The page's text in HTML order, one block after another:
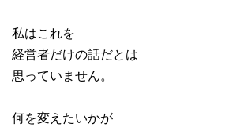
私はこれを
経営者だけの話だとは
思っていません。
何を変えたいかが